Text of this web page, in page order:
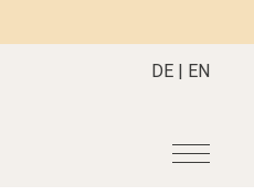
DE | EN